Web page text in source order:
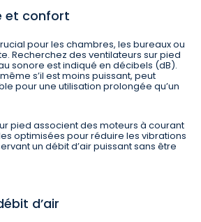
et confort
pour les chambres, les bureaux ou
Recherchez des ventilateurs sur pied
sonore est indiqué en décibels (dB).
s’il est moins puissant, peut
pour une utilisation prolongée qu’un
pied associent des moteurs à courant
optimisées pour réduire les vibrations
un débit d’air puissant sans être
d’air